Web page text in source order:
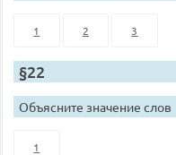
1 2 3
§22
Объясните значение слов
1